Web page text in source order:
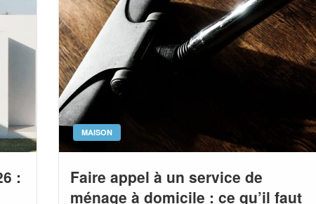
:
MAISON
Faire appel à un service de
ménage à domicile : ce qu’il faut